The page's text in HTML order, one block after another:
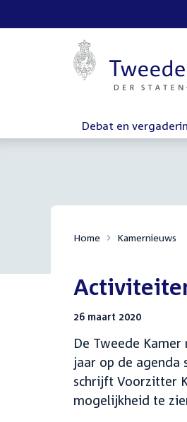
Debat en
Home Kamernieuws
26 maart 2020
De Tweede
jaar op de agenda
schrijft Voorzitter
mogelijkheid te